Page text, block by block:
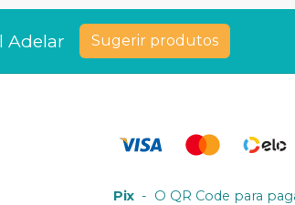
Adelar Sugerir produtos
Pix - O QR Code para